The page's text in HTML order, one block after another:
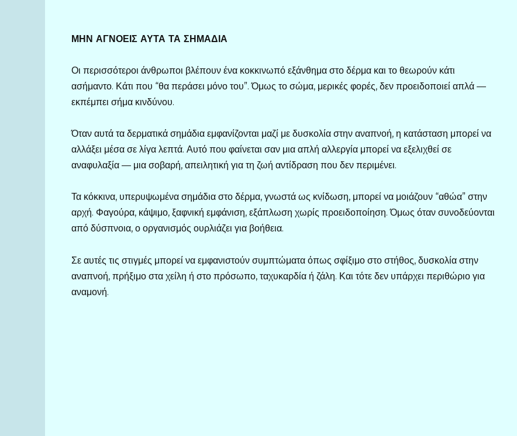
ΜΗΝ ΑΓΝΟΕΙΣ ΑΥΤΑ ΤΑ ΣΗΜΑΔΙΑ
Οι περισσότεροι άνθρωποι βλέπουν ένα κοκκινωπό εξάνθημα στο δέρμα και το θεωρούν κάτι
ασήμαντο. Κάτι που “θα περάσει μόνο του”. Όμως το σώμα, μερικές φορές, δεν προειδοποιεί απλά —
εκπέμπει σήμα κινδύνου.
Όταν αυτά τα δερματικά σημάδια εμφανίζονται μαζί με δυσκολία στην αναπνοή, η κατάσταση μπορεί να
αλλάξει μέσα σε λίγα λεπτά. Αυτό που φαίνεται σαν μια απλή αλλεργία μπορεί να εξελιχθεί σε
αναφυλαξία — μια σοβαρή, απειλητική για τη ζωή αντίδραση που δεν περιμένει.
Τα κόκκινα, υπερυψωμένα σημάδια στο δέρμα, γνωστά ως κνίδωση, μπορεί να μοιάζουν “αθώα” στην
αρχή. Φαγούρα, κάψιμο, ξαφνική εμφάνιση, εξάπλωση χωρίς προειδοποίηση. Όμως όταν συνοδεύονται
από δύσπνοια, ο οργανισμός ουρλιάζει για βοήθεια.
Σε αυτές τις στιγμές μπορεί να εμφανιστούν συμπτώματα όπως σφίξιμο στο στήθος, δυσκολία στην
αναπνοή, πρήξιμο στα χείλη ή στο πρόσωπο, ταχυκαρδία ή ζάλη. Και τότε δεν υπάρχει περιθώριο για
αναμονή.